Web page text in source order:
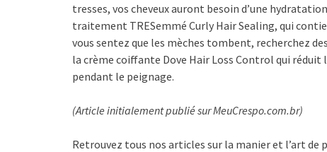
tresses, vos cheveux auront besoin d’une
traitement TRESemmé Curly Hair Sealing, qui
vous sentez que les mèches tombent, recherchez
la crème coiffante Dove Hair Loss Control qui réduit
pendant le peignage.
(Article initialement publié sur MeuCrespo.com.br)
Retrouvez tous nos articles sur la manier et l’art de